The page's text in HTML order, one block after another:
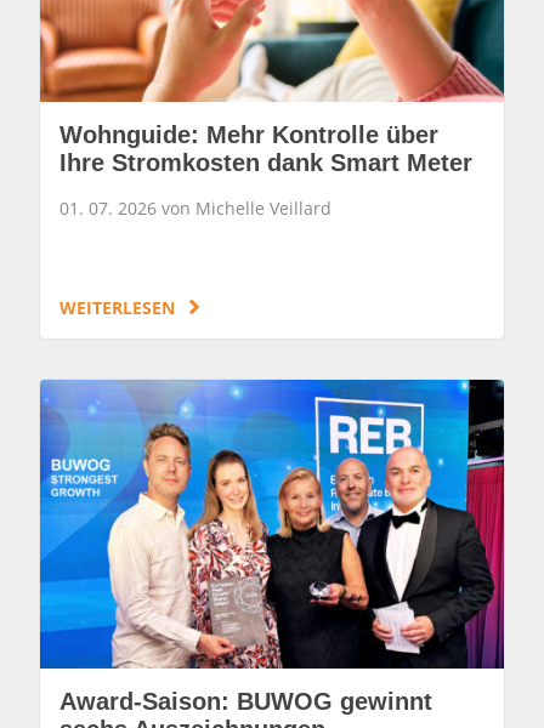
Wohnguide: Mehr Kontrolle über
Ihre Stromkosten dank Smart Meter
01. 07. 2026 von Michelle Veillard
WEITERLESEN
Award-Saison: BUWOG gewinnt